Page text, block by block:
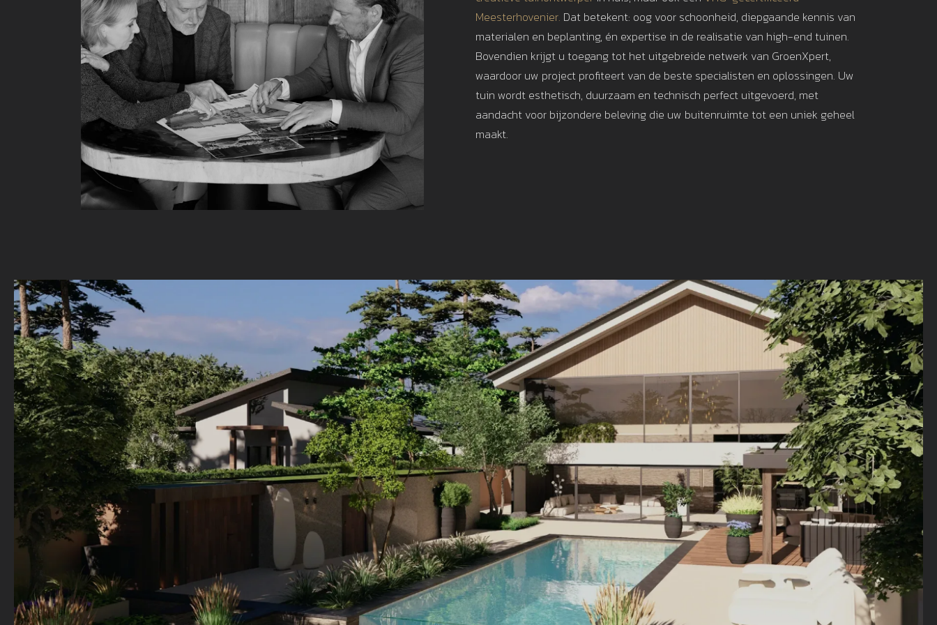
Meesterhovenier. Dat betekent: oog voor schoonheid, diepgaande kennis van
materialen en beplanting, én expertise in de realisatie van high-end tuinen.
Bovendien krijgt u toegang tot het uitgebreide netwerk van GroenXpert,
waardoor uw project profiteert van de beste specialisten en oplossingen. Uw
tuin wordt esthetisch, duurzaam en technisch perfect uitgevoerd, met
aandacht voor bijzondere beleving die uw buitenruimte tot een uniek geheel
maakt.